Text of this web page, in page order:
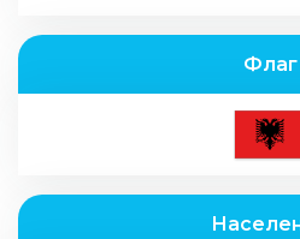
Флаг